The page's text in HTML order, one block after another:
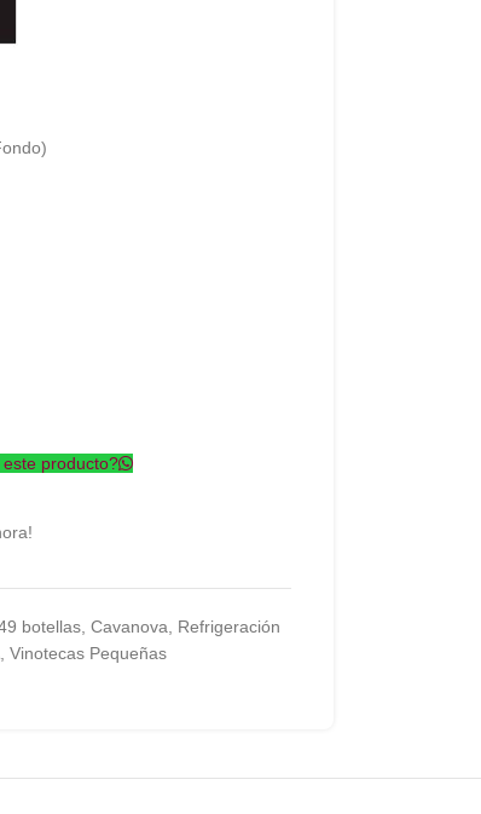
producto?
botellas, Cavanova
Refrigeración
Vinotecas Pequeñas